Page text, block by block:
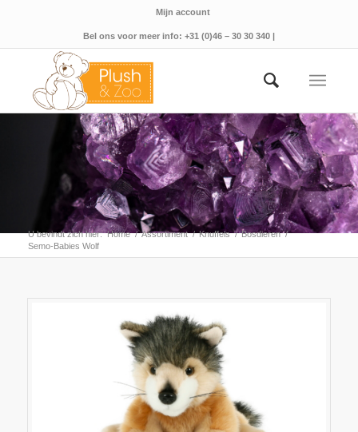
Mijn account
Bel ons voor meer info: +31 (0)46 – 30 30 340 |
U bevindt zich hier: Home / Assortiment / Knuffels / Bosdieren /
Semo-Babies Wolf